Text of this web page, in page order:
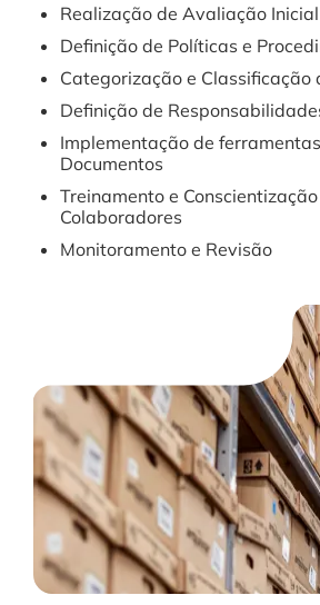
Realização de Avaliação Inicial
Definição de Políticas e
Categorização e Classificação
Definição de
Implementação de
Documentos
Treinamento e
Colaboradores
Monitoramento e Revisão